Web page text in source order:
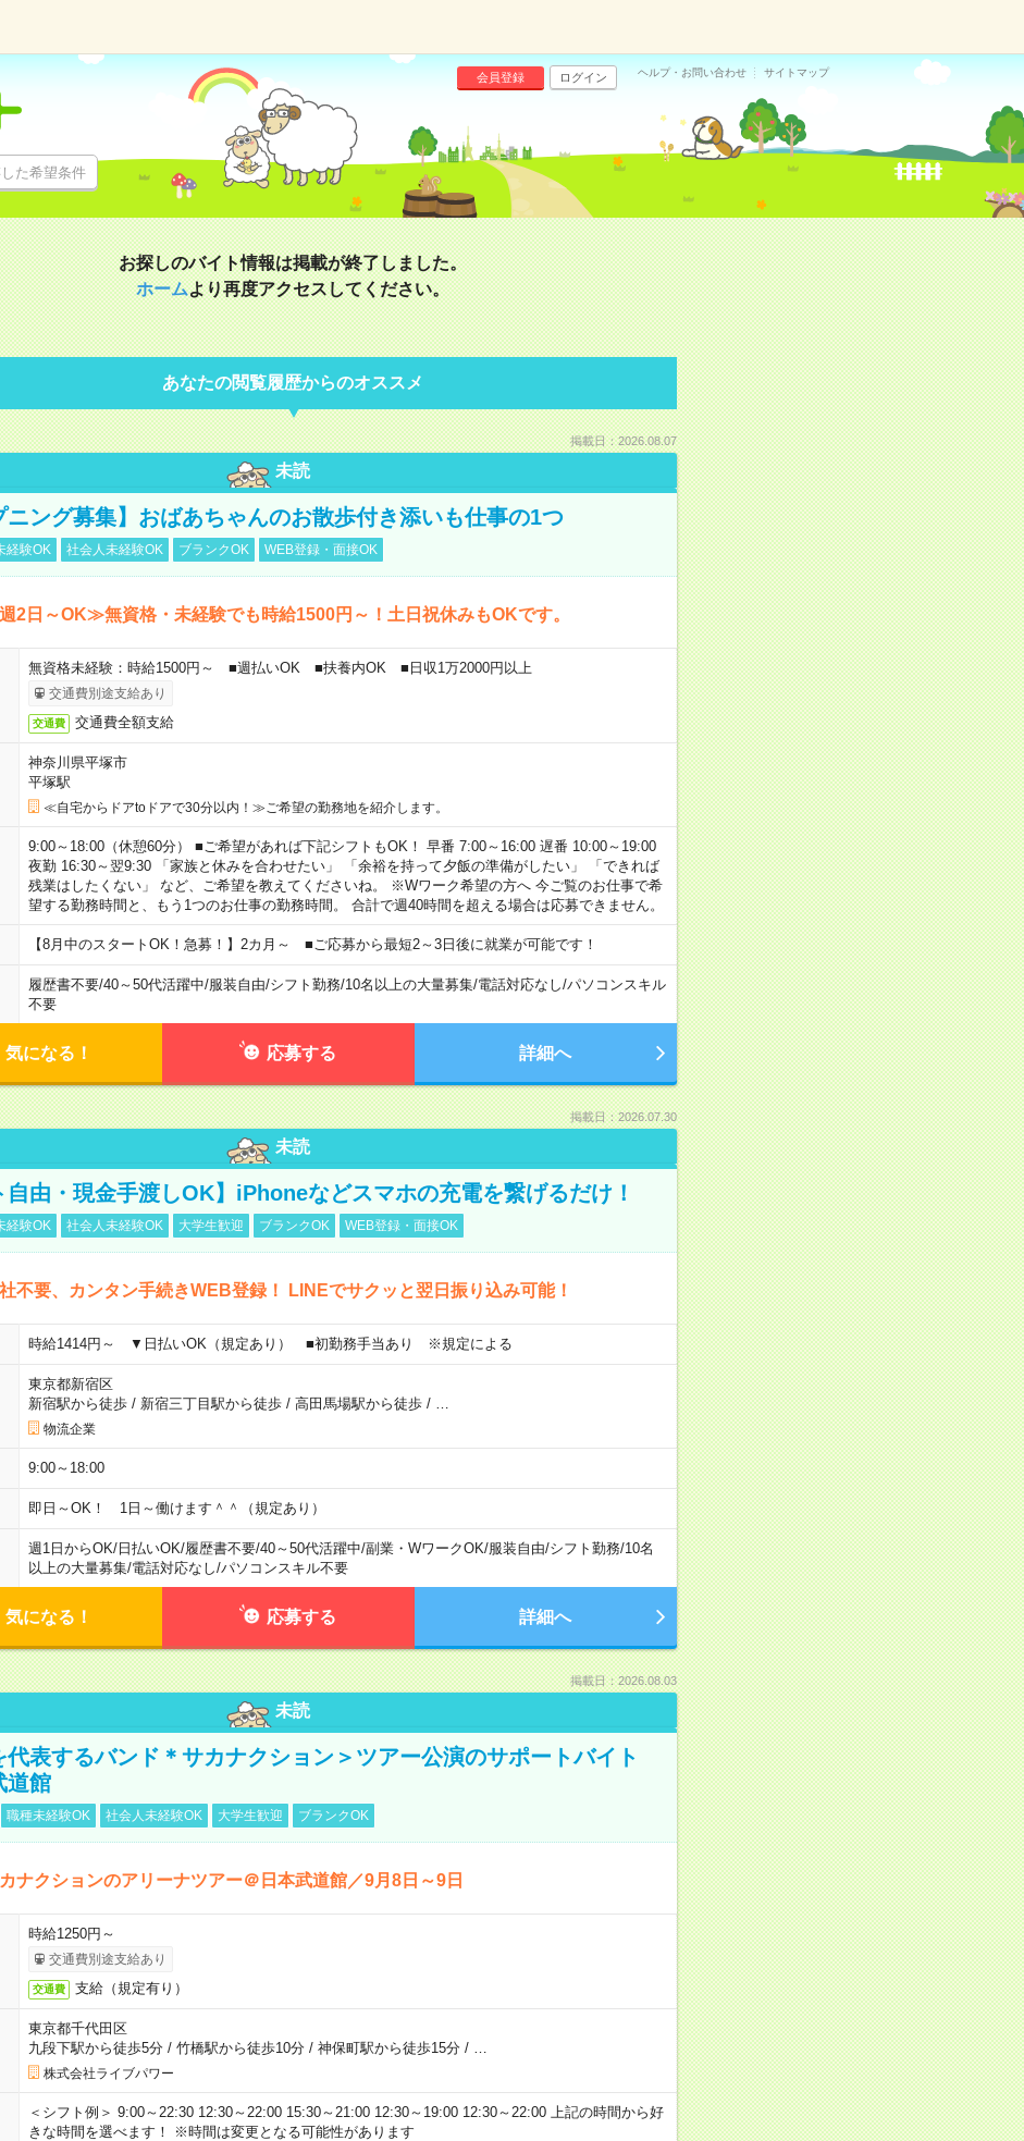
た希望条件
会員登録 ログイン ヘルプ・お問い合わせ サイトマップ
お探しのバイト情報は掲載が終了しました。
ホームより再度アクセスしてください。
あなたの閲覧履歴からのオススメ
掲載日：2026.08.07
未読
ニング募集】おばあちゃんのお散歩付き添いも仕事の1つ
経験OK 社会人未経験OK ブランクOK WEB登録・面接OK
2日～OK≫無資格・未経験でも時給1500円～！土日祝休みもOKです。
無資格未経験：時給1500円～ ■週払いOK ■扶養内OK ■日収1万2000円以上
交通費別途支給あり
交通費 交通費全額支給
神奈川県平塚市
平塚駅
≪自宅からドアtoドアで30分以内！≫ご希望の勤務地を紹介します。
9:00～18:00（休憩60分） ■ご希望があれば下記シフトもOK！ 早番 7:00～16:00 遅番 10:00～19:00
夜勤 16:30～翌9:30 「家族と休みを合わせたい」 「余裕を持って夕飯の準備がしたい」 「できれば
残業はしたくない」 など、ご希望を教えてくださいね。 ※Wワーク希望の方へ 今ご覧のお仕事で希
望する勤務時間と、もう1つのお仕事の勤務時間。 合計で週40時間を超える場合は応募できません。
【8月中のスタートOK！急募！】2カ月～ ■ご応募から最短2～3日後に就業が可能です！
履歴書不要/40～50代活躍中/服装自由/シフト勤務/10名以上の大量募集/電話対応なし/パソコンスキル
不要
気になる！ 応募する 詳細へ
掲載日：2026.07.30
未読
自由・現金手渡しOK】iPhoneなどスマホの充電を繋げるだけ！
経験OK 社会人未経験OK 大学生歓迎 ブランクOK WEB登録・面接OK
不要、カンタン手続きWEB登録！ LINEでサクッと翌日振り込み可能！
時給1414円～ ▼日払いOK（規定あり） ■初勤務手当あり ※規定による
東京都新宿区
新宿駅から徒歩/ 新宿三丁目駅から徒歩/ 高田馬場駅から徒歩/ …
物流企業
9:00～18:00
即日～OK！ 1日～働けます＾＾（規定あり）
週1日からOK/日払いOK/履歴書不要/40～50代活躍中/副業・WワークOK/服装自由/シフト勤務/10名
以上の大量募集/電話対応なし/パソコンスキル不要
気になる！ 応募する 詳細へ
掲載日：2026.08.03
未読
代表するバンド＊サカナクション＞ツアー公演のサポートバイト
道館
職種未経験OK 社会人未経験OK 大学生歓迎 ブランクOK
ナクションのアリーナツアー＠日本武道館／9月8日～9日
時給1250円～
交通費別途支給あり
交通費 支給（規定有り）
東京都千代田区
九段下駅から徒歩5分/ 竹橋駅から徒歩10分/ 神保町駅から徒歩15分/ …
株式会社ライブパワー
＜シフト例＞ 9:00～22:30 12:30～22:00 15:30～21:00 12:30～19:00 12:30～22:00 上記の時間から好
きな時間を選べます！ ※時間は変更となる可能性があります